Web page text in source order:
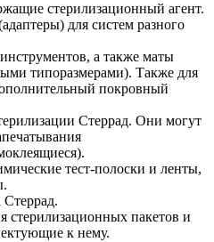
стерилизационный агент.
для систем разного
а также маты
типоразмерами). Также для
покровный
Стеррад. Они могут
тест-полоски и ленты,
стерилизационных пакетов и
к нему.